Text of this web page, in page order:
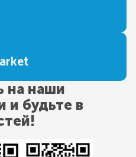
на наши
и будьте в